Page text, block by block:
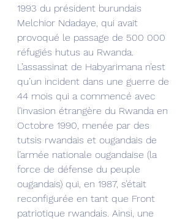
1993 du président burundais
Melchior Ndadaye, qui avait
provoqué le passage de 500 000
réfugiés hutus au Rwanda.
L’assassinat de Habyarimana n’est
qu’un incident dans une guerre de
44 mois qui a commencé avec
l’invasion étrangère du Rwanda en
Octobre 1990, menée par des
tutsis rwandais et ougandais de
l’armée nationale ougandaise (la
force de défense du peuple
ougandais) qui, en 1987, s’était
reconfigurée en tant que Front
patriotique rwandais. Ainsi, une